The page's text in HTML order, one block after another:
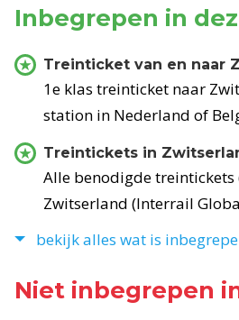
Inbegrepen in
Treinticket van en naar
1e klas treinticket naar
station in Nederland of
Treintickets in
Alle benodigde treintickets
Zwitserland (Interrail
bekijk alles wat is
Niet inbegrepen